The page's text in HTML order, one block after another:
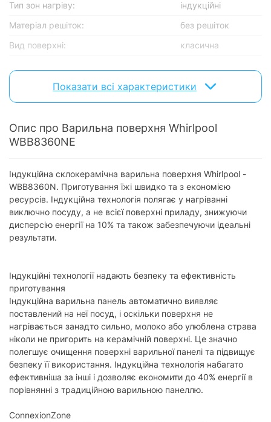
Тип зон нагріву:
індукційні
Матеріал решіток:
без решіток
Вид поверхні:
класична
Керування
Тип управління:
сенсорне
Особливості
Зона розширення:
є
Розпізнавання посуду:
є
Таймер:
з таймером
Функція PowerBoost:
є
Безпека
Індикатор залишкового тепла:
Індикатор увімкнення:
є
Конфорки
Потужність конфорки 1:
1200 - 1600 Вт
Діаметр конфорки 1:
145 мм
Потужність конфорки 2:
1800 - 2100 Вт
Діаметр конфорки 2:
Показати всі характеристики
Опис про Варильна поверхня Whirlpool
WBB8360NE
Індукційна склокерамічна варильна поверхня Whirlpool -
WBB8360N. Приготування їжі швидко та з економією
ресурсів. Індукційна технологія полягає у нагріванні
виключно посуду, а не всієї поверхні приладу, знижуючи
дисперсію енергії на 10% та також забезпечуючи ідеальні
результати.
Індукційні технології надають безпеку та ефективність
приготування
Індукційна варильна панель автоматично виявляє
поставлений на неї посуд, і оскільки поверхня не
нагрівається занадто сильно, молоко або улюблена страва
ніколи не пригорить на керамічній поверхні. Це значно
полегшує очищення поверхні варильної панелі та підвищує
безпеку її використання. Індукційна технологія набагато
ефективніша за інші і дозволяє економити до 40% енергії в
порівнянні з традиційною варильною панеллю.
ConnexionZone